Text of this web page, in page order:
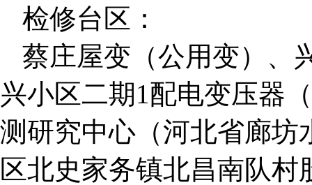
检修台区：
蔡庄屋变（公用变）、
兴小区二期1配电变压器
测研究中心（河北省廊坊
区北史家务镇北昌南队